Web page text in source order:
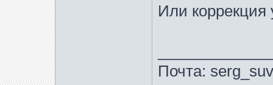
Или коррекция
Почта: